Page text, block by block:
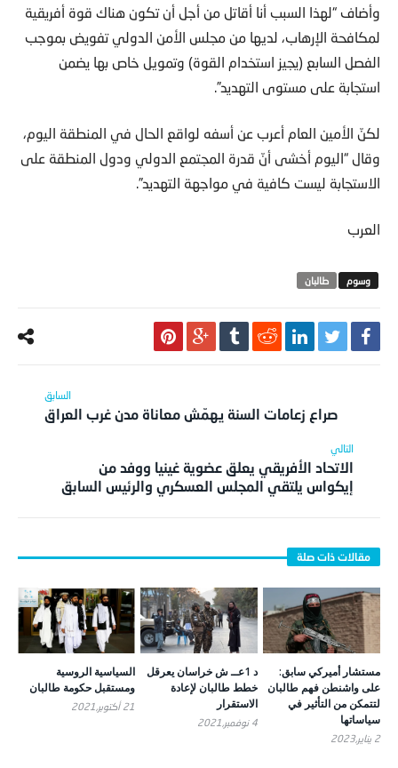
وأضاف “لهذا السبب أنا أقاتل من أجل أن تكون هناك قوة أفريقية
لمكافحة الإرهاب، لديها من مجلس الأمن الدولي تفويض بموجب
الفصل السابع (يجيز استخدام القوة) وتمويل خاص بها يضمن
استجابة على مستوى التهديد”.
لكنّ الأمين العام أعرب عن أسفه لواقع الحال في المنطقة اليوم،
وقال “اليوم أخشى أنّ قدرة المجتمع الدولي ودول المنطقة على
الاستجابة ليست كافية في مواجهة التهديد”.
العرب
طالبان
صراع زعامات السنة يهمّش معاناة مدن غرب العراق
الاتحاد الأفريقي يعلق عضوية غينيا ووفد من
إيكواس يلتقي المجلس العسكري والرئيس السابق
مستشار أميركي سابق:
على واشنطن فهم طالبان
لتتمكن من التأثير في
سياساتها
2 يناير,2023
د 1عــ ش خراسان يعرقل
خطط طالبان لإعادة
الاستقرار
4 نوفمبر,2021
السياسية الروسية
ومستقبل حكومة طالبان
21 أكتوبر,2021